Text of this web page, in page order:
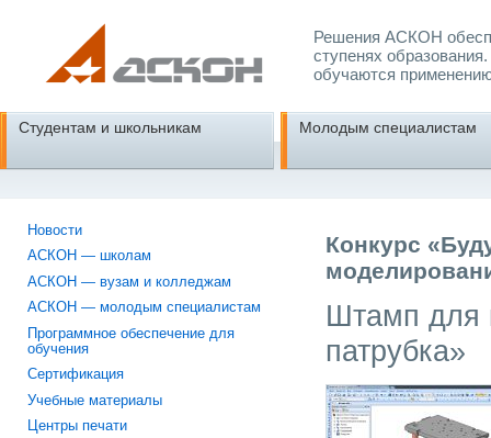
Решения АСКОН
ступенях
обучаются
Студентам и школьникам Молодым специалистам
Новости
АСКОН — школам
АСКОН — вузам и колледжам
АСКОН — молодым специалистам
Программное обеспечение для
обучения
Сертификация
Учебные материалы
Центры печати
Конкурс
Штамп для
патрубка»